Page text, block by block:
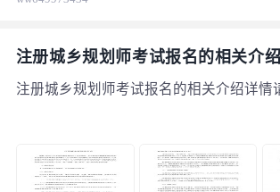
注册城乡规划师考试报名的相关介绍
注册城乡规划师考试报名的相关介绍详情